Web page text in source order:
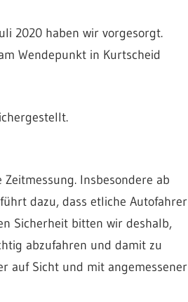
2020 haben wir vorgesorgt.
Wendepunkt in Kurtscheid
Insbesondere ab
dazu, dass etliche Autofahrer
Sicherheit bitten wir deshalb,
abzufahren und damit zu
auf Sicht und mit angemessener